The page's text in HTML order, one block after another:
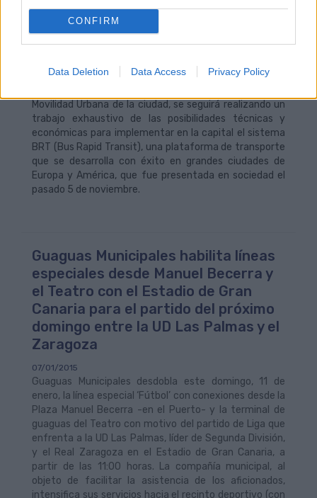
CONFIRM
Data Deletion Data Access Privacy Policy
Por otra parte, también es prioridad de la empresa
municipal de transporte profundizar en la mejora de la
manera eficiente su oferta a la demanda de los
Movilidad Urbana de la ciudad, se seguirá realizando un
trabajo exhaustivo de las posibilidades técnicas y
económicas para implementar en la capital el sistema
BRT (Bus Rapid Transit), una plataforma de transporte
que se desarrolla con éxito en grandes ciudades de
Europa y América, que fue presentada en sociedad el
pasado 5 de noviembre.
Guaguas Municipales habilita líneas
especiales desde Manuel Becerra y
el Teatro con el Estadio de Gran
Canaria para el partido del próximo
domingo entre la UD Las Palmas y el
Zaragoza
07/01/2015
Guaguas Municipales desdobla este domingo, 11 de
enero, la línea especial ‘Fútbol’ con conexiones desde la
Plaza Manuel Becerra -en el Puerto- y la terminal de
guaguas del Teatro con motivo del partido de Liga que
enfrenta a la UD Las Palmas, líder de Segunda División,
y el Real Zaragoza en el Estadio de Gran Canaria, a
partir de las 11:00 horas. La compañía municipal, al
objeto de facilitar la asistencia de los aficionados,
intensifica sus servicios hacia el recinto deportivo (con